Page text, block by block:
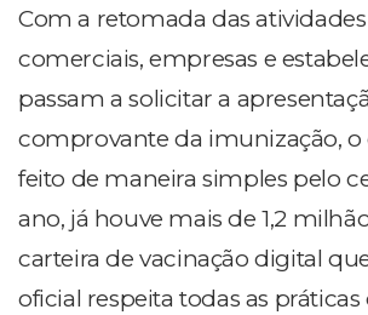
Com a retomada das atividades
comerciais, empresas e
passam a solicitar a
comprovante da imunização, o
feito de maneira simples pelo
ano, já houve mais de 1,2
carteira de vacinação digital
oficial respeita todas as